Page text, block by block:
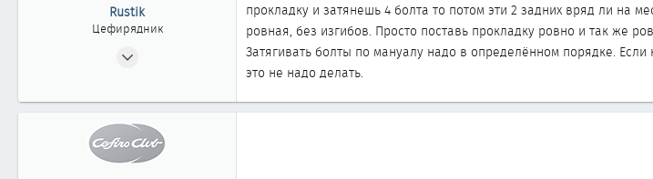
Rustik
Цефирядник
прокладку и затянешь 4 болта то потом эти 2 задних вряд ли на
ровная, без изгибов. Просто поставь прокладку ровно и так же
Затягивать болты по мануалу надо в определённом порядке.
это не надо делать.